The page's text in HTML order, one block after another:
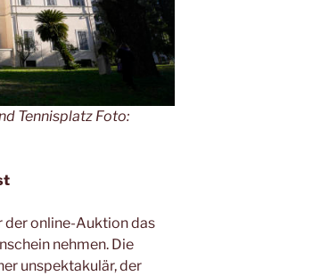
Tennisplatz Foto:
der online-Auktion das
nehmen. Die
unspektakulär, der